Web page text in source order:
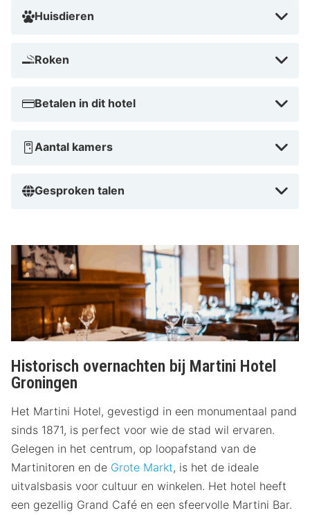
historische straatjes zoals de Folkingestraat en kom tot
Grand Café van het hotel of in een van de vele
Huisdieren
Roken
Betalen in dit hotel
Aantal kamers
Gesproken talen
Historisch overnachten bij Martini Hotel
Groningen
Het Martini Hotel, gevestigd in een monumentaal pand
sinds 1871, is perfect voor wie de stad wil ervaren.
Gelegen in het centrum, op loopafstand van de
Martinitoren en de Grote Markt, is het de ideale
uitvalsbasis voor cultuur en winkelen. Het hotel heeft
een gezellig Grand Café en een sfeervolle Martini Bar.